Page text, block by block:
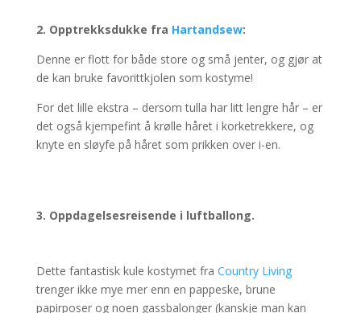
2. Opptrekksdukke fra Hartandsew:
Denne er flott for både store og små jenter, og gjør at
de kan bruke favorittkjolen som kostyme!
For det lille ekstra – dersom tulla har litt lengre hår – er
det også kjempefint å krølle håret i korketrekkere, og
knyte en sløyfe på håret som prikken over i-en.
3. Oppdagelsesreisende i luftballong.
Dette fantastisk kule kostymet fra Country Living
trenger ikke mye mer enn en pappeske, brune
papirposer og noen gassbalonger (kanskje man kan